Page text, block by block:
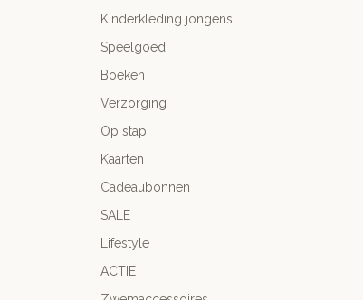
Kinderkleding jongens
Speelgoed
Boeken
Verzorging
Op stap
Kaarten
Cadeaubonnen
SALE
Lifestyle
ACTIE